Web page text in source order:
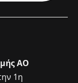
ΑΟ
1η